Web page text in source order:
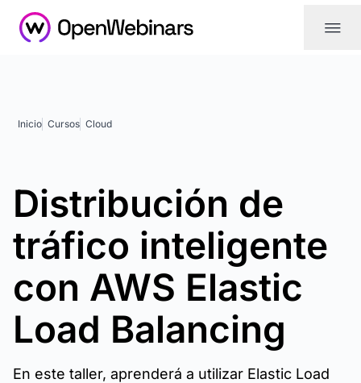
|||
Inicio Cursos Cloud
Distribución de
tráfico inteligente
con AWS Elastic
Load Balancing
En este taller, aprenderá a utilizar Elastic Load